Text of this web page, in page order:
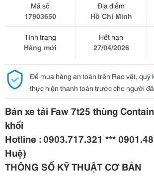
Mã số
17903650
Địa điểm
Hồ Chí Minh
Tình trạng
Hàng mới
Hết hạn
27/04/2026
Để mua hàng an toàn trên Rao vặt, quý
thực hiện thanh toán trước cho người
Bán xe tải Faw 7t25 thùng
khối
Hotline : 0903.717.321 ***
Huệ)
THÔNG SỐ KỸ THUẬT CƠ BẢN